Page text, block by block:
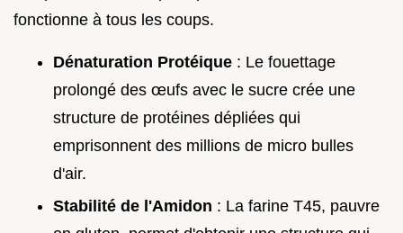
fonctionne à tous les coups.
Dénaturation Protéique : Le fouettage
prolongé des œufs avec le sucre crée une
structure de protéines dépliées qui
emprisonnent des millions de micro bulles
d'air.
Stabilité de l'Amidon : La farine T45, pauvre